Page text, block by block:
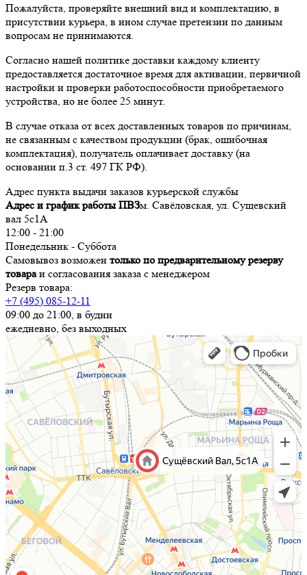
Пожалуйста, проверяйте внешний вид и комплектацию, в
присутствии курьера, в ином случае претензии по данным
вопросам не принимаются.
Согласно нашей политике доставки каждому клиенту
предоставляется достаточное время для активации, первичной
настройки и проверки работоспособности приобретаемого
устройства, но не более 25 минут.
В случае отказа от всех доставленных товаров по причинам,
не связанным с качеством продукции (брак, ошибочная
комплектация), получатель оплачивает доставку (на
основании п.3 ст. 497 ГК РФ).
Адрес пункта выдачи заказов курьерской службы
Адрес и график работы ПВЗм. Савёловская, ул. Сущевский
вал 5с1А
12:00 - 21:00
Понедельник - Суббота
Самовывоз возможен только по предварительному резерву
товараи согласования заказа с менеджером
Резерв товара:
+7 (495) 085-12-11
09:00 до 21:00, в будни
ежедневно, без выходных